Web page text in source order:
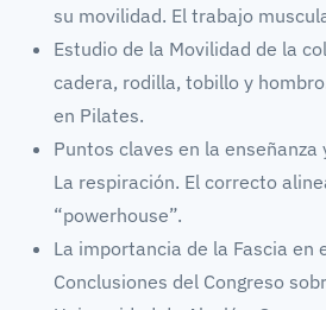
su movilidad. El trabajo
Estudio de la Movilidad de la
cadera, rodilla, tobillo y
en Pilates.
Puntos claves en la
La respiración. El correcto
“powerhouse”.
La importancia de la Fascia en
Conclusiones del Congreso